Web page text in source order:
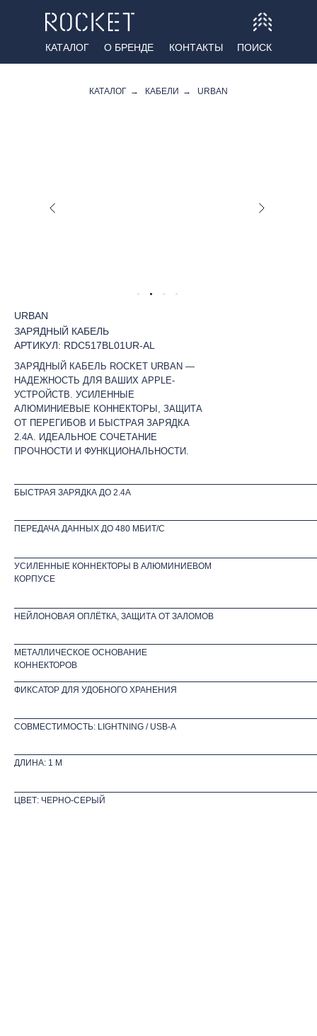
О БРЕНДЕ КОНТАКТЫ ПОИСК
КАТАЛОГ
КАТАЛОГ → КАБЕЛИ → URBAN
URBAN
ЗАРЯДНЫЙ КАБЕЛЬ
ЗАРЯДНЫЙ КАБЕЛЬ ROCKET URBAN —
НАДЕЖНОСТЬ ДЛЯ ВАШИХ APPLE-
УСТРОЙСТВ. УСИЛЕННЫЕ
АЛЮМИНИЕВЫЕ КОННЕКТОРЫ, ЗАЩИТА
ОТ ПЕРЕГИБОВ И БЫСТРАЯ ЗАРЯДКА
2.4А. ИДЕАЛЬНОЕ СОЧЕТАНИЕ
ПРОЧНОСТИ И ФУНКЦИОНАЛЬНОСТИ.
АРТИКУЛ: RDC517BL01UR-AL
УСИЛЕННЫЕ КОННЕКТОРЫ В АЛЮМИНИЕВОМ
КОРПУСЕ
ПЕРЕДАЧА ДАННЫХ ДО 480 МБИТ/С
БЫСТРАЯ ЗАРЯДКА ДО 2.4А
НЕЙЛОНОВАЯ ОПЛЁТКА, ЗАЩИТА ОТ ЗАЛОМОВ
МЕТАЛЛИЧЕСКОЕ ОСНОВАНИЕ
КОННЕКТОРОВ
ФИКСАТОР ДЛЯ УДОБНОГО ХРАНЕНИЯ
ЦВЕТ: ЧЕРНО-СЕРЫЙ
ДЛИНА: 1 М
СОВМЕСТИМОСТЬ: LIGHTNING / USB-A